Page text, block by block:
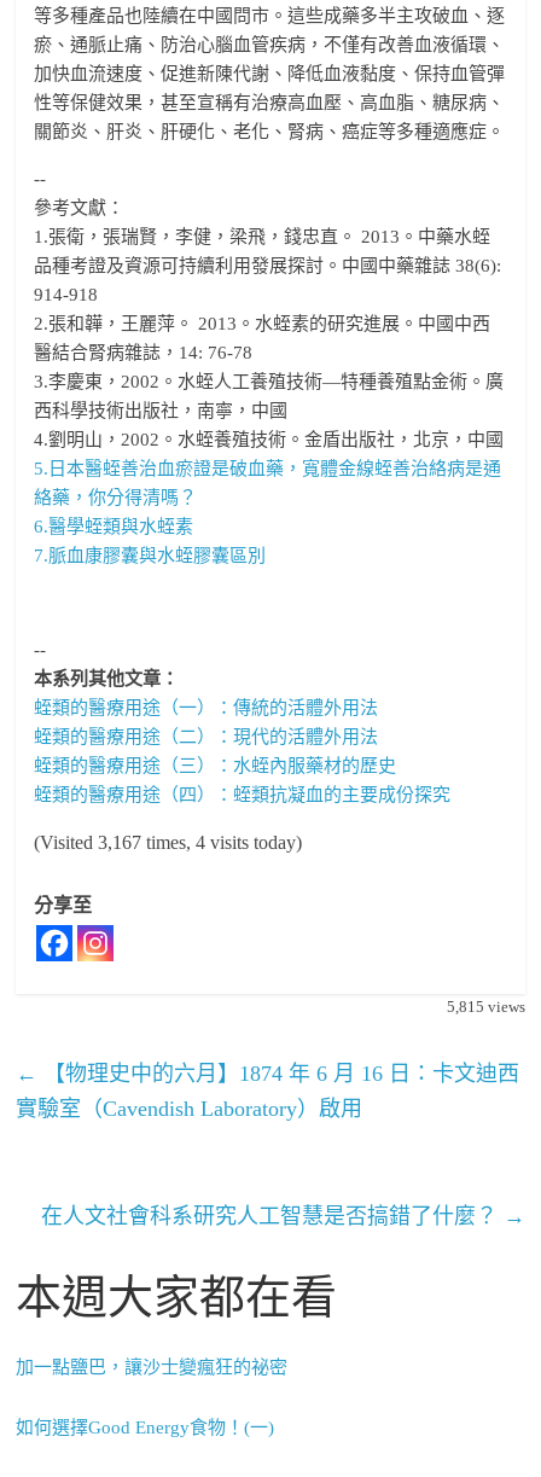
等多種產品也陸續在中國問市。這些成藥多半主攻破血、逐
瘀、通脈止痛、防治心腦血管疾病，不僅有改善血液循環、
加快血流速度、促進新陳代謝、降低血液黏度、保持血管彈
性等保健效果，甚至宣稱有治療高血壓、高血脂、糖尿病、
關節炎、肝炎、肝硬化、老化、腎病、癌症等多種適應症。
--
參考文獻：
1.張衛，張瑞賢，李健，梁飛，錢忠直。 2013。中藥水蛭
品種考證及資源可持續利用發展探討。中國中藥雜誌 38(6):
914-918
2.張和韡，王麗萍。 2013。水蛭素的研究進展。中國中西
醫結合腎病雜誌，14: 76-78
3.李慶東，2002。水蛭人工養殖技術—特種養殖點金術。廣
西科學技術出版社，南寧，中國
4.劉明山，2002。水蛭養殖技術。金盾出版社，北京，中國
5.日本醫蛭善治血瘀證是破血藥，寬體金線蛭善治絡病是通
絡藥，你分得清嗎？
6.醫學蛭類與水蛭素
7.脈血康膠囊與水蛭膠囊區別
--
本系列其他文章：
蛭類的醫療用途（一）：傳統的活體外用法
蛭類的醫療用途（二）：現代的活體外用法
蛭類的醫療用途（三）：水蛭內服藥材的歷史
蛭類的醫療用途（四）：蛭類抗凝血的主要成份探究
(Visited 3,167 times, 4 visits today)
分享至
5,815 views
←
【物理史中的六月】1874 年 6 月 16 日：卡文迪西
實驗室（Cavendish Laboratory）啟用
在人文社會科系研究人工智慧是否搞錯了什麼？ →
本週大家都在看
加一點鹽巴，讓沙士變瘋狂的祕密
如何選擇Good Energy食物！(一)